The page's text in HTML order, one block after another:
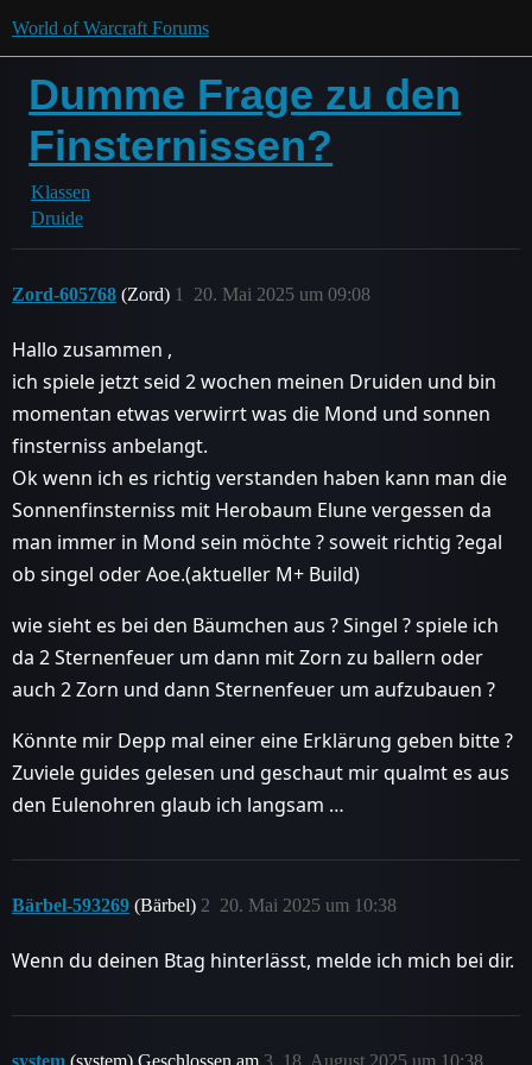
World of Warcraft Forums
Dumme Frage zu den
Finsternissen?
Klassen
Druide
Zord-605768 (Zord) 20. Mai 2025 um 09:08
1
Hallo zusammen ,
ich spiele jetzt seid 2 wochen meinen Druiden und bin
momentan etwas verwirrt was die Mond und sonnen
finsterniss anbelangt.
Ok wenn ich es richtig verstanden haben kann man die
Sonnenfinsterniss mit Herobaum Elune vergessen da
man immer in Mond sein möchte ? soweit richtig ?egal
ob singel oder Aoe.(aktueller M+ Build)
wie sieht es bei den Bäumchen aus ? Singel ? spiele ich
da 2 Sternenfeuer um dann mit Zorn zu ballern oder
auch 2 Zorn und dann Sternenfeuer um aufzubauen ?
Könnte mir Depp mal einer eine Erklärung geben bitte ?
Zuviele guides gelesen und geschaut mir qualmt es aus
den Eulenohren glaub ich langsam …
Bärbel-593269 (Bärbel) 20. Mai 2025 um 10:38
2
Wenn du deinen Btag hinterlässt, melde ich mich bei dir.
system (system) Geschlossen am 18. August 2025 um 10:38
3